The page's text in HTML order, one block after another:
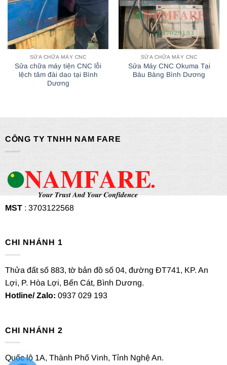
SỬA CHỮA MÁY CNC
Sửa chữa máy tiện CNC lỗi
lệch tâm đài dao tại Bình
Dương
SỬA CHỮA MÁY CNC
Sửa Máy CNC Okuma Tại
Bàu Bàng Bình Dương
CÔNG TY TNHH NAM FARE
MST: 3703122568
CHI NHÁNH 1
Thửa đất số 883, tờ bản đồ số 04, đường ĐT741, KP. An
Lợi, P. Hòa Lợi, Bến Cát, Bình Dương.
Hotline/ Zalo: 0937 029 193
CHI NHÁNH 2
Quốc lộ 1A, Thành Phố Vinh, Tỉnh Nghệ An.